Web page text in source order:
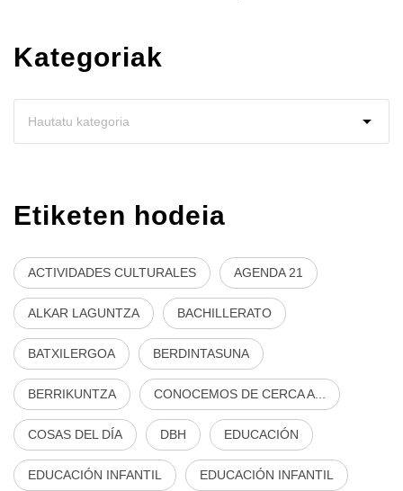
Kategoriak
Etiketen hodeia
ACTIVIDADES CULTURALES AGENDA 21
ALKAR LAGUNTZA BACHILLERATO
BATXILERGOA BERDINTASUNA
BERRIKUNTZA CONOCEMOS DE CERCA A...
COSAS DEL DÍA DBH EDUCACIÓN
EDUCACIÓN INFANTIL EDUCACIÓN INFANTIL